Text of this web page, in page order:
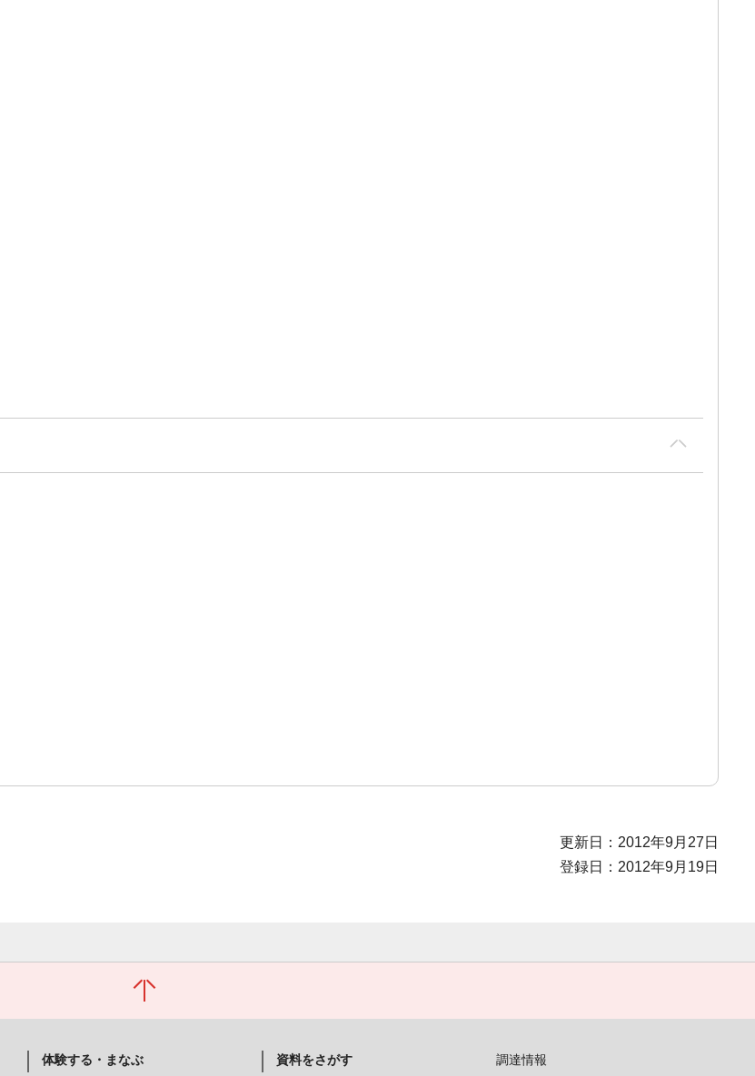
更新日：2012年9月27日
登録日：2012年9月19日
体験する・まなぶ 資料をさがす
調達情報